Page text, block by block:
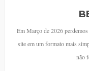
Em Março de 2026
site em um formato mais
não